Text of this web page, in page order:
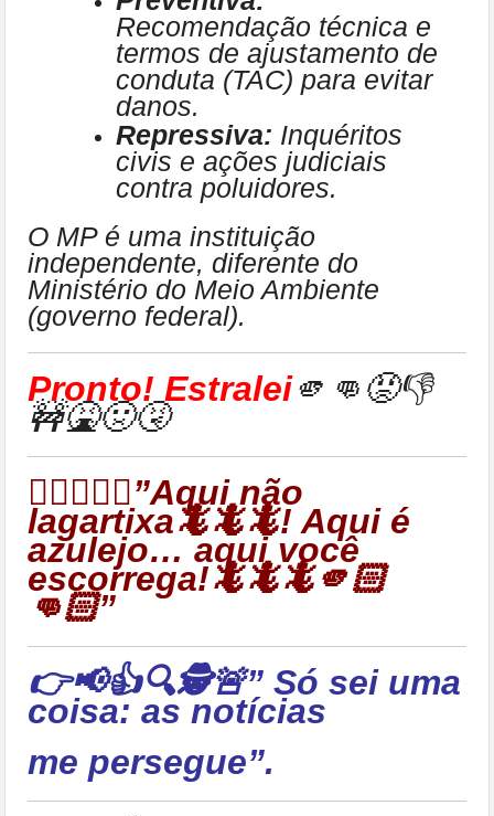
Recomendação técnica e
termos de ajustamento de
conduta (TAC) para evitar
danos.
Repressiva: Inquéritos
civis e ações judiciais
contra poluidores.
O MP é uma instituição
independente, diferente do
Ministério do Meio Ambiente
(governo federal).
Pronto! Estralei🫵👊😡👎
🚧🤮🤢🤧
👉🏻🦎🦎🦎”Aqui não
lagartixa🦎🦎🦎! Aqui é
azulejo… aqui você
escorrega!🦎🦎🦎🫵🏻
👊🏻”
👉📢👍🔍🕵🚨” Só sei uma
coisa: as notícias
me persegue”.